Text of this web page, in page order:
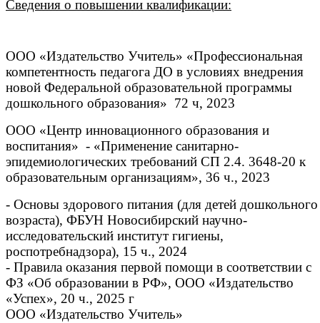
Сведения о повышении квалификации:
ООО «Издательство Учитель» «Профессиональная
компетентность педагога ДО в условиях внедрения
новой Федеральной образовательной программы
дошкольного образования» 72 ч, 2023
ООО «Центр инновационного образования и
воспитания» - «Применение санитарно-
эпидемиологических требований СП 2.4. 3648-20 к
образовательным организациям», 36 ч., 2023
- Основы здорового питания (для детей дошкольного
возраста), ФБУН Новосибирский научно-
исследовательский институт гигиены,
роспотребнадзора), 15 ч., 2024
- Правила оказания первой помощи в соответствии с
ФЗ «Об образовании в РФ», ООО «Издательство
«Успех», 20 ч., 2025 г
ООО «Издательство Учитель»